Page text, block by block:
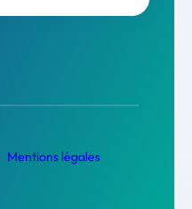
Mentions légales